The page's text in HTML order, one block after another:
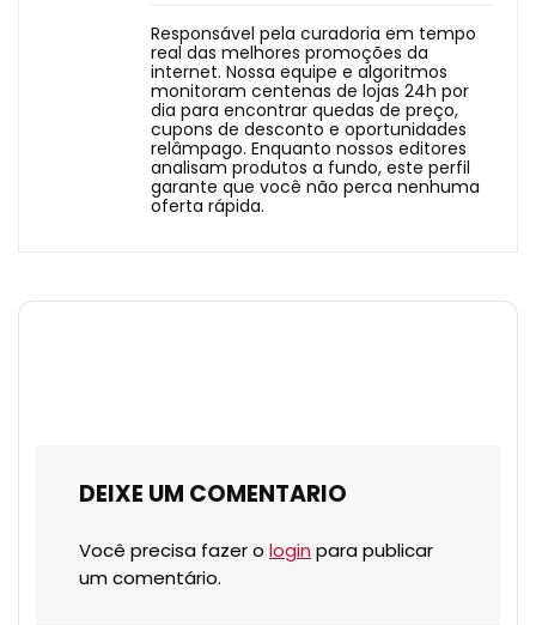
Responsável pela curadoria em tempo
real das melhores promoções da
internet. Nossa equipe e algoritmos
monitoram centenas de lojas 24h por
dia para encontrar quedas de preço,
cupons de desconto e oportunidades
relâmpago. Enquanto nossos editores
analisam produtos a fundo, este perfil
garante que você não perca nenhuma
oferta rápida.
DEIXE UM COMENTARIO
Você precisa fazer o login para publicar
um comentário.